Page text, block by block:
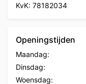
KvK: 78182034
Openingstijden
Maandag:
Dinsdag:
Woensdag: